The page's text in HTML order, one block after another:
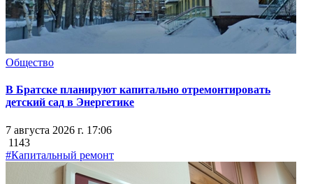
Общество
В Братске планируют капитально отремонтировать
детский сад в Энергетике
7 августа 2026 г. 17:06
1143
#Капитальный ремонт